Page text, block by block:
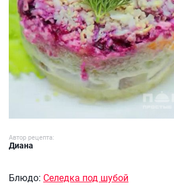
Автор рецепта:
Диана
Блюдо: Селедка под шубой